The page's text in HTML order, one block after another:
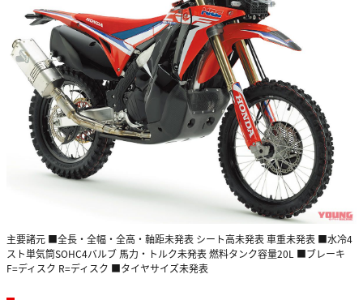
主要諸元 ■全長・全幅・全高・軸距未発表 シート高未発表 車重未発表 ■水冷4
スト単気筒SOHC4バルブ 馬力・トルク未発表 燃料タンク容量20L ■ブレーキ
F=ディスク R=ディスク ■タイヤサイズ未発表